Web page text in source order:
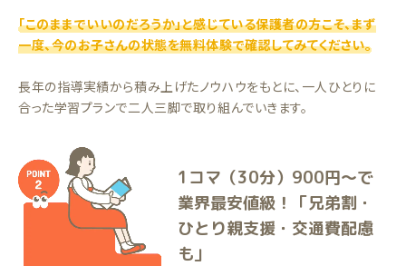
「このままでいいのだろうか」と感じている保護者の方こそ、まず
一度、今のお子さんの状態を無料体験で確認してみてください。
長年の指導実績から積み上げたノウハウをもとに、一人ひとりに
合った学習プランで二人三脚で取り組んでいきます。
1コマ（30分）900円〜で
業界最安値級！「兄弟割・
ひとり親支援・交通費配慮
も」